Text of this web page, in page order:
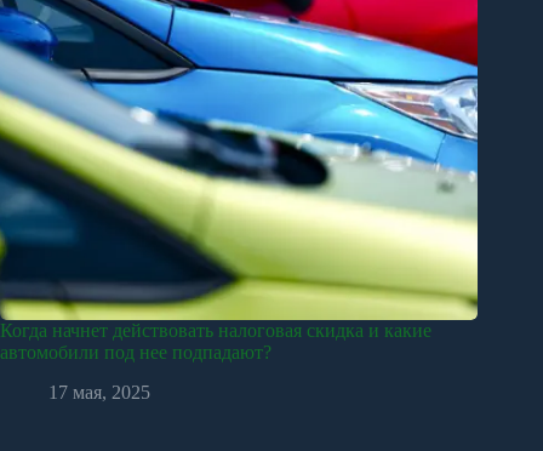
Когда начнет действовать налоговая скидка и какие
автомобили под нее подпадают?
17 мая, 2025